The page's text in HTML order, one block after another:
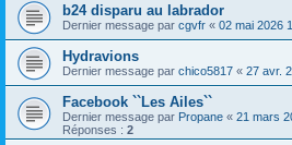
b24 disparu au labrador
Dernier message par cgvfr « 02 mai 2026
Hydravions
Dernier message par chico5817 « 27 avr.
Facebook ``Les Ailes``
Dernier message par Propane « 21 mars
Réponses : 2